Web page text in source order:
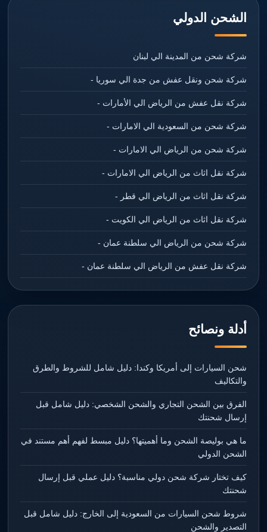
الشحن الدولي
شركة شحن من المدينة الي لبنان
شركة شحن ونقل عفش من جدة الي سوريا -
شركة نقل عفش من الرياض الي الأمارات -
شركة شحن من السعودية الي الامارات -
شركة شحن من الرياض الي الامارات -
شركة نقل اثاث من الرياض الي الامارات -
شركة نقل اثاث من الرياض الي قطر -
شركة نقل اثاث من الرياض الي الكويت -
شركة شحن من الرياض الي سلطنة عمان -
شركة نقل عفش من الرياض الي سلطنة عمان -
أدلة ونصائح
شحن السيارات إلى أمريكا وكندا: دليل شامل للشروط والطرق
والتكاليف
الفرق بين الشحن التجاري والشحن الشخصي: دليل شامل قبل
إرسال شحنتك
ما هي بوليصة الشحن وما أهميتها؟ دليل مبسط لفهم أهم مستند في
الشحن الدولي
كيف تختار شركة شحن دولي مناسبة؟ دليل عملي قبل إرسال
شحنتك
شروط شحن السيارات من السعودية إلى الخارج: دليل شامل قبل
التصدير والشحن